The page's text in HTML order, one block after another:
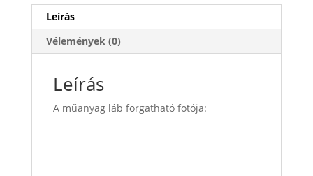
Leírás
Vélemények (0)
Leírás
A műanyag láb forgatható fotója: